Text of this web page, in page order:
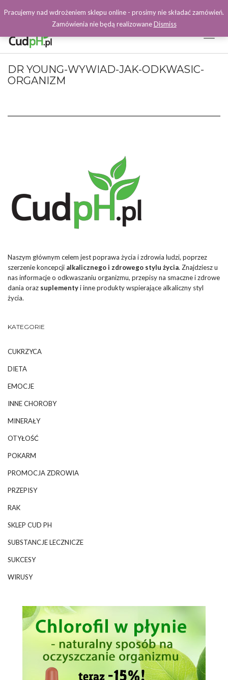
Facebook
DR YOUNG-WYWIAD-JAK-ODKWASIC-
ORGANIZM
Naszym głównym celem jest poprawa życia i zdrowia ludzi, poprzez
szerzenie koncepcji alkalicznego i zdrowego stylu życia. Znajdziesz u
nas informacje o odkwaszaniu organizmu, przepisy na smaczne i zdrowe
dania oraz suplementyi inne produkty wspierające alkaliczny styl
życia.
KATEGORIE
CUKRZYCA
DIETA
EMOCJE
INNE CHOROBY
MINERAŁY
OTYŁOŚĆ
POKARM
PROMOCJA ZDROWIA
PRZEPISY
RAK
SKLEP CUD PH
SUBSTANCJE LECZNICZE
SUKCESY
WIRUSY
Pracujemy nad wdrożeniem sklepu online - prosimy nie składać zamówień.
Zamówienia nie będą realizowaneDismiss